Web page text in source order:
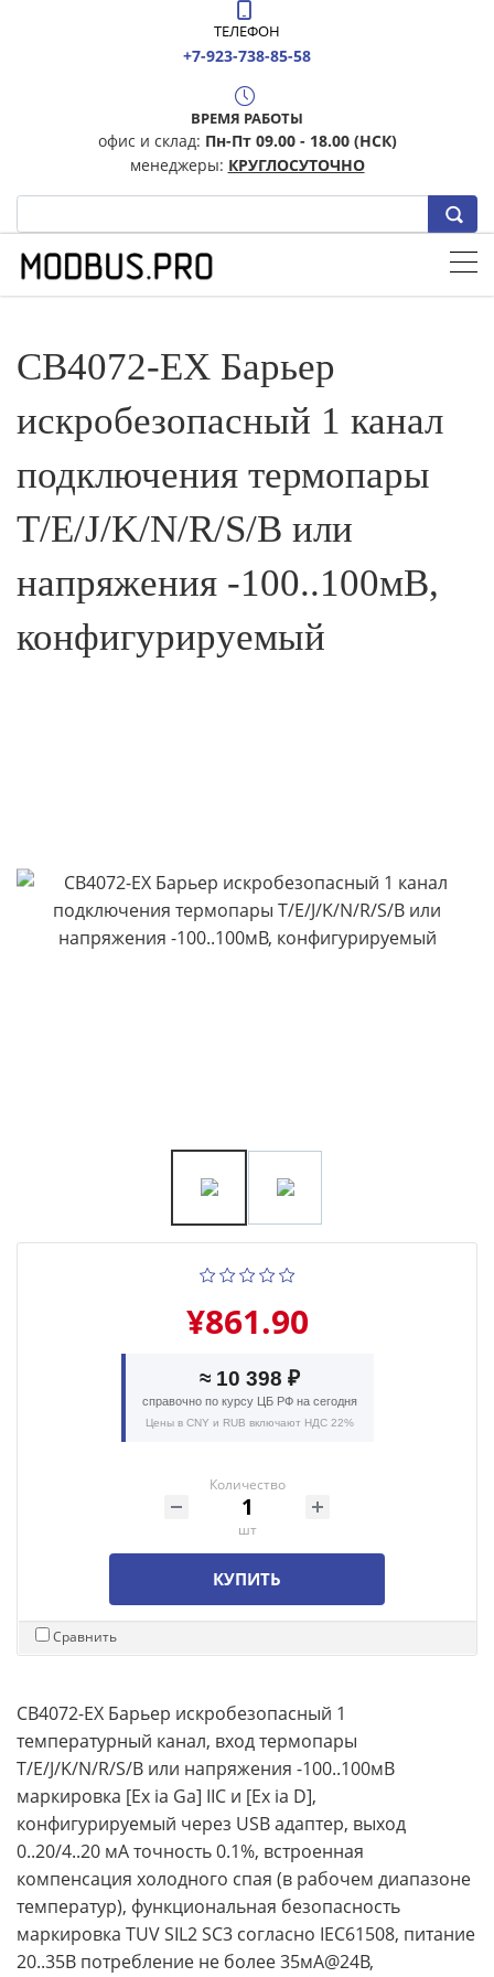
ТЕЛЕФОН
+7-923-738-85-58
ВРЕМЯ РАБОТЫ
офис и склад: Пн-Пт 09.00 - 18.00 (НСК)
менеджеры: КРУГЛОСУТОЧНО
CB4072-EX Барьер
искробезопасный 1 канал
подключения термопары
T/E/J/K/N/R/S/B или
напряжения -100..100мВ,
конфигурируемый
¥861.90
≈ 10 398 ₽
справочно по курсу ЦБ РФ на сегодня
Цены в CNY и RUB включают НДС 22%
Количество
шт
КУПИТЬ
Сравнить
CB4072-EX Барьер искробезопасный 1
температурный канал, вход термопары
T/E/J/K/N/R/S/B или напряжения -100..100мВ
маркировка [Ex ia Ga] IIC и [Ex ia D],
конфигурируемый через USB адаптер, выход
0..20/4..20 мА точность 0.1%, встроенная
компенсация холодного спая (в рабочем диапазоне
температур), функциональная безопасность
маркировка TUV SIL2 SC3 согласно IEC61508, питание
20..35В потребление не более 35мА@24В,